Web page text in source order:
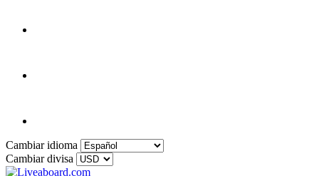
Cambiar idioma
Cambiar divisa